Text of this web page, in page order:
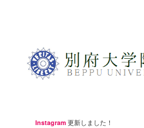
Instagram 更新しました！